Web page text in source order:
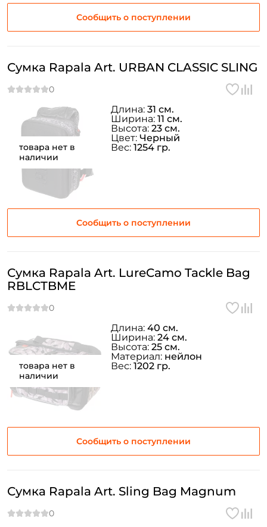
Сообщить о поступлении
товара нет в
наличии
Сумка Rapala Art. URBAN CLASSIC SLING
Сообщить о поступлении
Длина: 31 см.
Ширина: 11 см.
Высота: 23 см.
Цвет: Черный
Вес: 1254 гр.
товара нет в
наличии
Сумка Rapala Art. LureCamo Tackle Bag
RBLCTBME
Сообщить о поступлении
Длина: 40 см.
Ширина: 24 см.
Высота: 25 см.
Материал: нейлон
Вес: 1202 гр.
Сумка Rapala Art. Sling Bag Magnum